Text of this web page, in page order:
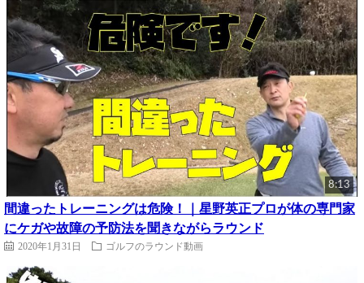
8:13
間違ったトレーニングは危険！｜星野英正プロが体の専門家
にケガや故障の予防法を聞きながらラウンド
2020年1月31日 ゴルフのラウンド動画